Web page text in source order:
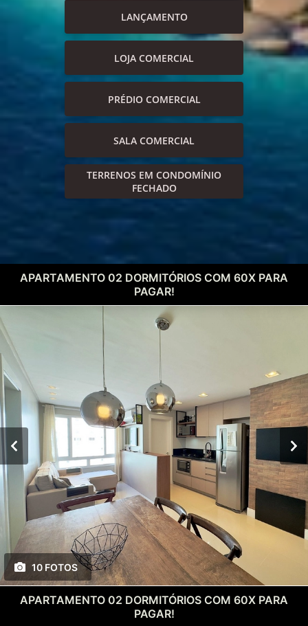
LANÇAMENTO
LOJA COMERCIAL
PRÉDIO COMERCIAL
SALA COMERCIAL
TERRENOS EM CONDOMÍNIO
FECHADO
APARTAMENTO 02 DORMITÓRIOS COM 60X PARA
PAGAR!
10 FOTOS
APARTAMENTO 02 DORMITÓRIOS COM 60X PARA
PAGAR!